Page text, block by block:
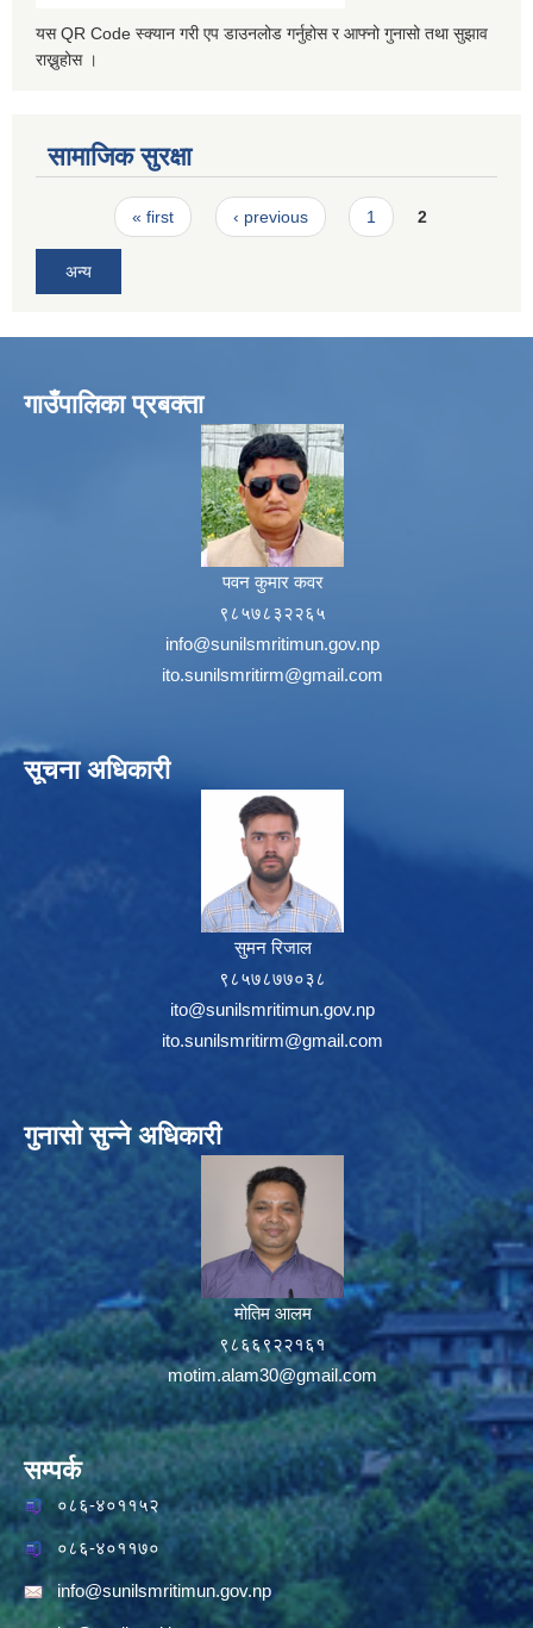
यस QR Code स्क्यान गरी एप डाउनलोड गर्नुहोस र आफ्नो गुनासो तथा सुझाव
राख्नुहोस ।
सामाजिक सुरक्षा
Pages« first ‹ previous 1 2
अन्य
गाउँपालिका प्रबक्ता
पवन कुमार कवर
९८५७८३२२६५
info@sunilsmritimun.gov.np
ito.sunilsmritirm@gmail.com
सूचना अधिकारी
सुमन रिजाल
९८५७८७७०३८
ito@sunilsmritimun.gov.np
ito.sunilsmritirm@gmail.com
गुनासो सुन्ने अधिकारी
मोतिम आलम
९८६६९२२१६१
motim.alam30@gmail.com
सम्पर्क
०८६-४०११५२
०८६-४०११७०
info@sunilsmritimun.gov.np